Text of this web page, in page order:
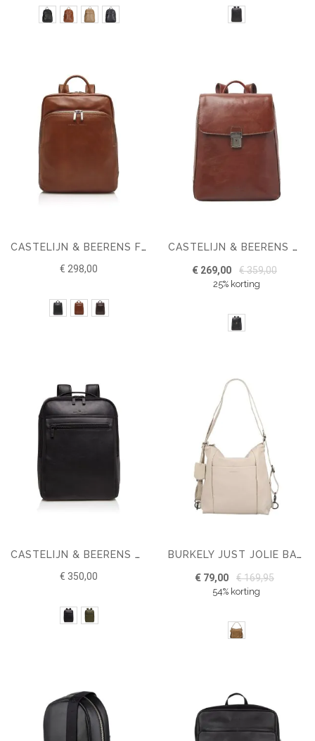
CASTELIJN & BEERENS FIRENZE BUSINESS RUGZAK 15.6" + TABLET
€ 298,00
CASTELIJN & BEERENS GAUCHO GUUS LAPTOP RUGZAK 15.6''
€ 269,00 € 359,00
25% korting
CASTELIJN & BEERENS NAPPA X VICTOR RUGZAK 15.6''
€ 350,00
BURKELY JUST JOLIE BACKPACK HOBO
€ 79,00 € 169,95
54% korting